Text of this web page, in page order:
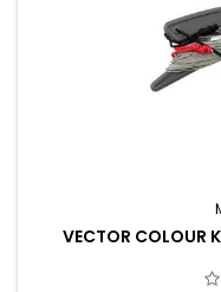
VECTOR COLOUR